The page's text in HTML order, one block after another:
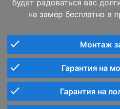
будет радоваться вас
на замер бесплатно в
Монтаж
Гарантия на
Гарантия на